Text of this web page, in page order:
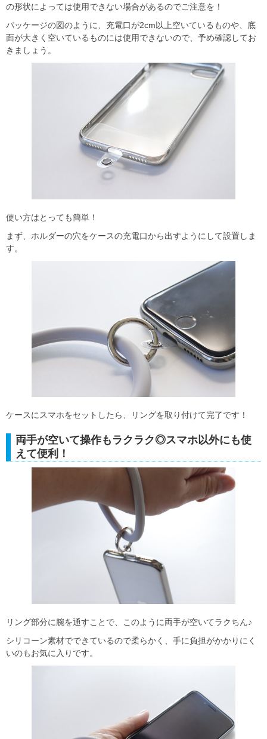
の形状によっては使用できない場合があるのでご注意を！
パッケージの図のように、充電口が2cm以上空いているものや、底
面が大きく空いているものには使用できないので、予め確認してお
きましょう。
使い方はとっても簡単！
まず、ホルダーの穴をケースの充電口から出すようにして設置しま
す。
ケースにスマホをセットしたら、リングを取り付けて完了です！
両手が空いて操作もラクラク◎スマホ以外にも使
えて便利！
リング部分に腕を通すことで、このように両手が空いてラクちん♪
シリコーン素材でできているので柔らかく、手に負担がかかりにく
いのもお気に入りです。